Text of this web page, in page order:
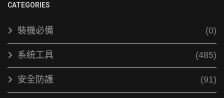
CATEGORIES
裝機必備 (0)
系統工具 (485)
安全防護 (91)